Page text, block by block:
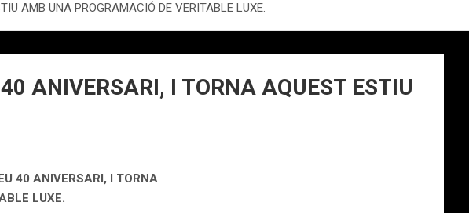
AMB UNA PROGRAMACIÓ DE VERITABLE LUXE.
ANIVERSARI, I TORNA AQUEST ESTIU
40 ANIVERSARI, I TORNA
LUXE.